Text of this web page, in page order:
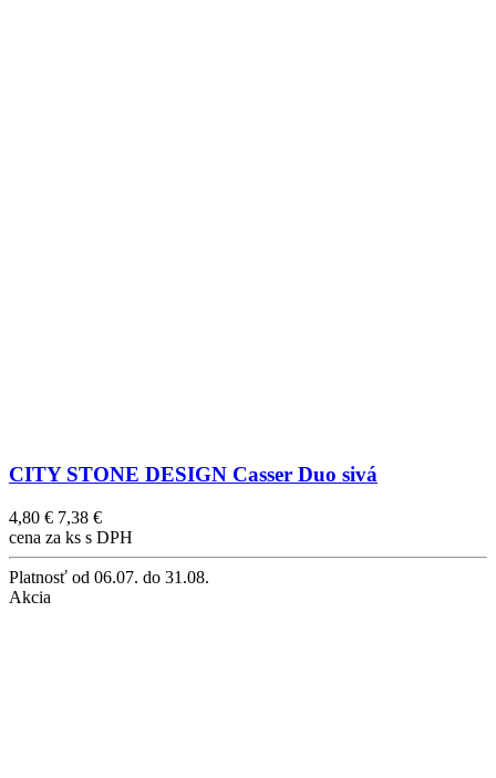
CITY STONE DESIGN Casser Duo sivá
4,80 € 7,38 €
cena za ks s DPH
Platnosť od 06.07. do 31.08.
Akcia